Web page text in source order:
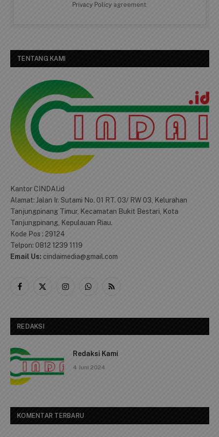
Privacy Policyagreement.
TENTANG KAMI
Kantor CINDAI.id
Alamat: Jalan Ir. Sutami No. 01 RT. 03/ RW 03, Kelurahan
Tanjungpinang Timur, Kecamatan Bukit Bestari, Kota
Tanjungpinang, Kepulauan Riau.
Kode Pos : 29124
Telpon: 0812 1239 1119
Email Us: cindaimedia@gmail.com
Facebook
X
InstagramWhatsApp
RSS
REDAKSI
Redaksi Kami
4 Juni 2024
KOMENTAR TERBARU